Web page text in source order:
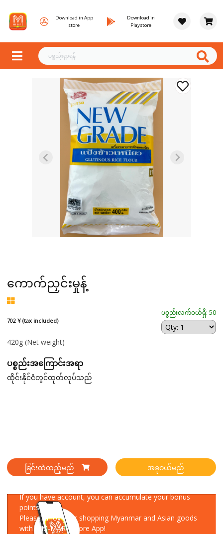
Download in App
store
Download in
Playstore
ကောက်ညှင်းမှုန့်
702 ¥ (tax included)
ပစ္စည်းလက်ဝယ်ရှိ: 50
420g (Net weight)
ပစ္စည်းအကြောင်းအရာ
ထိုင်းနိုင်ငံတွင်ထုတ်လုပ်သည်
ခြင်းထဲထည့်မည် အခုဝယ်မည်
If you have account, you can accumulate your bonus
points!
Please enjoy your shopping Myanmar and Asian goods
with MM-MART Store App!